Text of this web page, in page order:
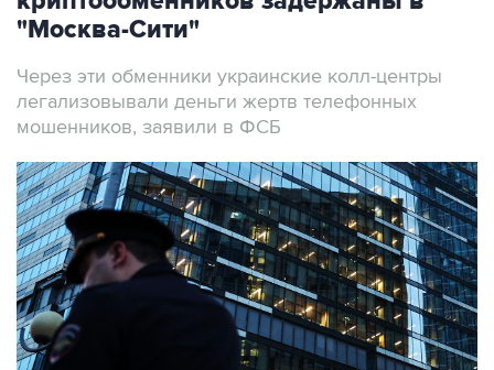
Через эти обменники украинские колл-центры
мошенников, заявили в ФСБ